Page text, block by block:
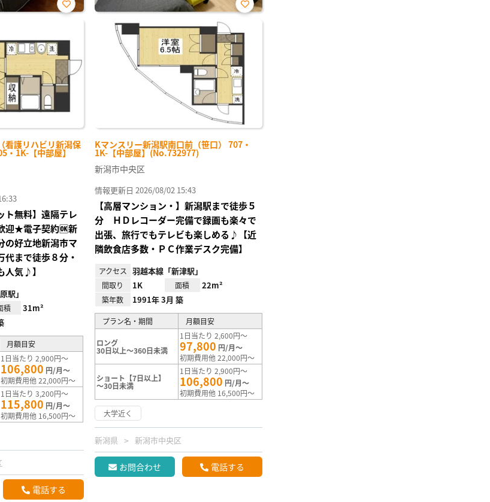
看護リハビリ新潟保
・1K-【中部屋】
お気
録
ト無料】遠隔テレ
迎★電子契約🆗新
の好立地新潟市マ
まで徒歩８分・
人気♪】
駅」
積 31m²
月額目安
1日当たり 2,900円～
106,800 円/月～
初期費用他 22,000円～
1日当たり 3,200円～
115,800 円/月～
初期費用他 16,500円～
電話する
Kマンスリー新潟駅南口前（笹口） 707・
1K-【中部屋】(No.732977)
お気
り登
録
新潟市中央区
情報更新日 2026/08/02 15:43
【高層マンション・】新潟駅まで徒歩５
分 ＨＤレコーダー完備で録画も楽々で
出張、旅行でもテレビも楽しめる♪【近
隣飲食店多数・ＰＣ作業デスク完備】
アクセス 羽越本線「新津駅」
間取り 1K 面積 22m²
築年数 1991年 3月 築
プラン名・期間 月額目安
ロング
30日以上～360日未満
1日当たり 2,600円～
97,800 円/月～
初期費用他 22,000円～
ショート【7日以上】
～30日未満
1日当たり 2,900円～
106,800 円/月～
初期費用他 16,500円～
大学近く
新潟県 新潟市中央区
お問合わせ 電話する